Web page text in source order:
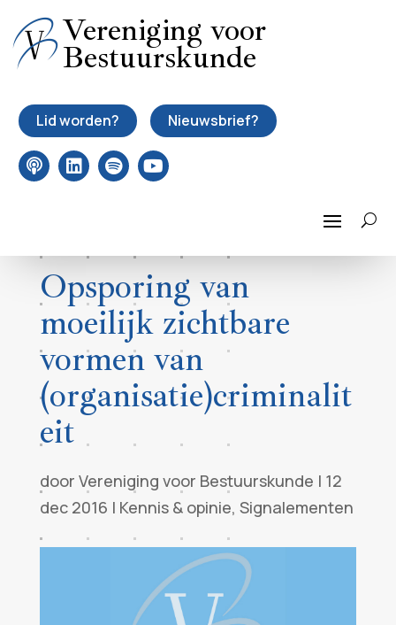
Vereniging voor
Bestuurskunde
Lid worden? Nieuwsbrief?
Opsporing van
moeilijk zichtbare
vormen van
(organisatie)criminalit
eit
door Vereniging voor Bestuurskunde | 12
dec 2016 | Kennis & opinie, Signalementen